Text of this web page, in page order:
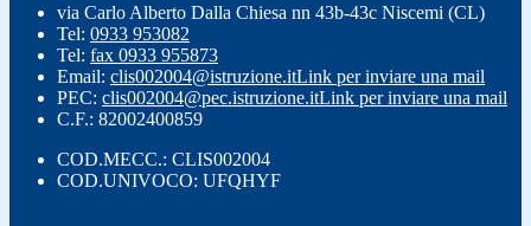
via Carlo Alberto Dalla Chiesa nn 43b-43c Niscemi (CL)
Tel: 0933 953082
Tel: fax 0933 955873
Email: clis002004@istruzione.itLink per inviare una mail
PEC: clis002004@pec.istruzione.itLink per inviare una mail
C.F.: 82002400859
COD.MECC.: CLIS002004
COD.UNIVOCO: UFQHYF